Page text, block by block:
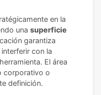
en la
una superficie
garantiza
con la
El área
corporativo o
definición.